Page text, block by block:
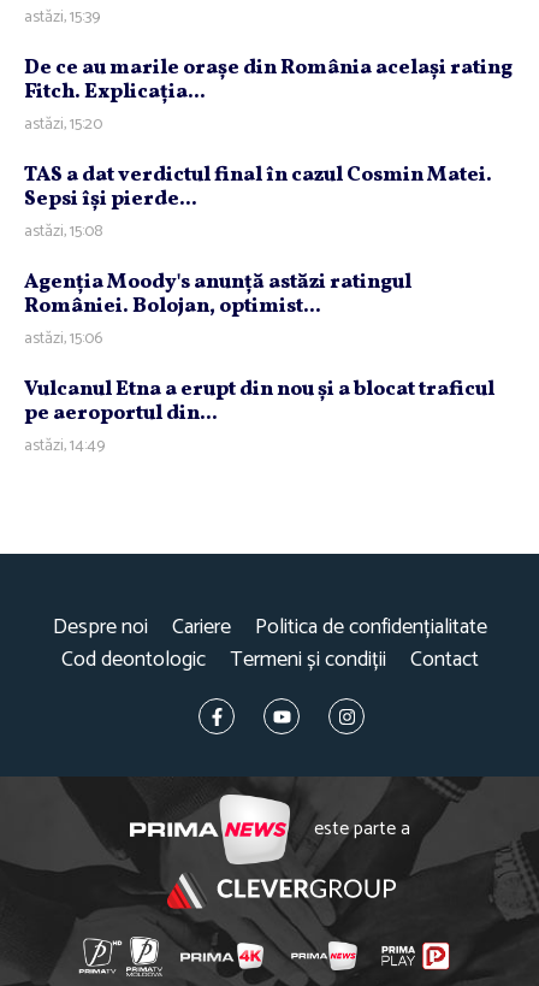
astăzi, 15:39
De ce au marile oraşe din România acelaşi rating
Fitch. Explicaţia...
astăzi, 15:20
TAS a dat verdictul final în cazul Cosmin Matei.
Sepsi îşi pierde...
astăzi, 15:08
Agenţia Moody's anunţă astăzi ratingul
României. Bolojan, optimist...
astăzi, 15:06
Vulcanul Etna a erupt din nou şi a blocat traficul
pe aeroportul din...
astăzi, 14:49
Despre noi Cariere
Politica de confidențialitate
Cod deontologic
Termeni și condiții Contact
este parte a